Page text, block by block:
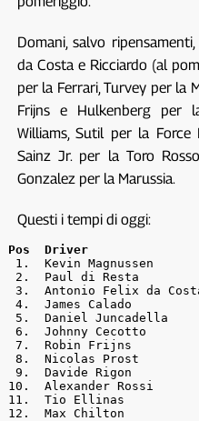
Domani, salvo
da Costa e Ricciardo (al
per la Ferrari, Turvey per la
Frijns e Hulkenberg per
Williams, Sutil per la
Sainz Jr. per la Toro
Gonzalez per la Marussia.
Questi i tempi di oggi:
Pos  Driver
1.  Kevin Magnussen
2.  Paul di Resta
3.  Antonio Felix da
4.  James Calado
5.  Daniel Juncadella
6.  Johnny Cecotto
7.  Robin Frijns
8.  Nicolas Prost
9.  Davide Rigon
10.  Alexander Rossi
11.  Tio Ellinas
12.  Max Chilton